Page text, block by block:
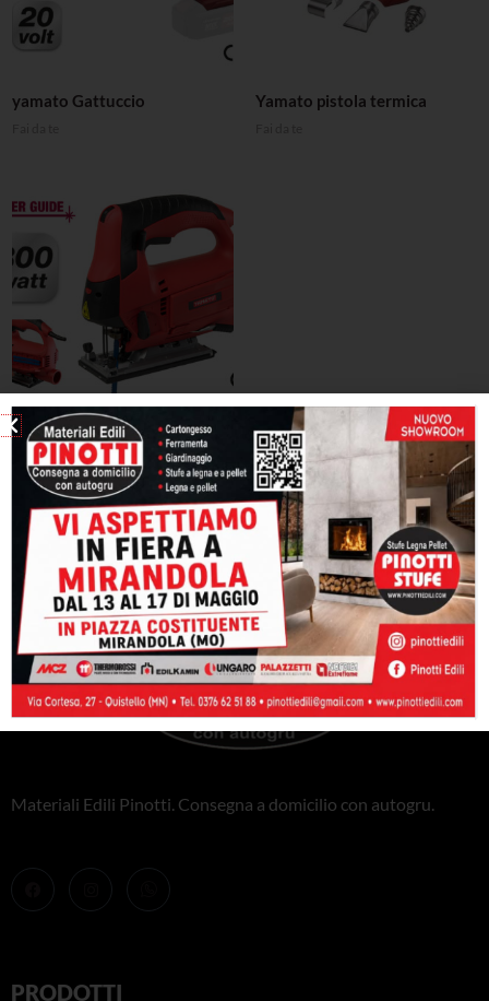
yamato Gattuccio Yamato pistola termica
YAMATO SEGHETTO
ALTERNATIVO
Fai da te
Materiali Edili Pinotti. Consegna a domicilio con autogru.
PRODOTTI